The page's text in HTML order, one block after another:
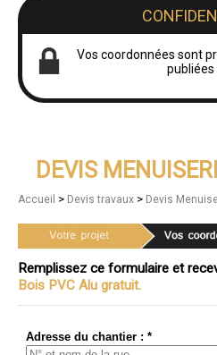
Vos coordonnées sont
publiées
DEVIS
Accueil > Devis travaux > Devis
Remplissez ce formulaire et
Bois PVC Alu gratuit.
Adresse du chantier : *